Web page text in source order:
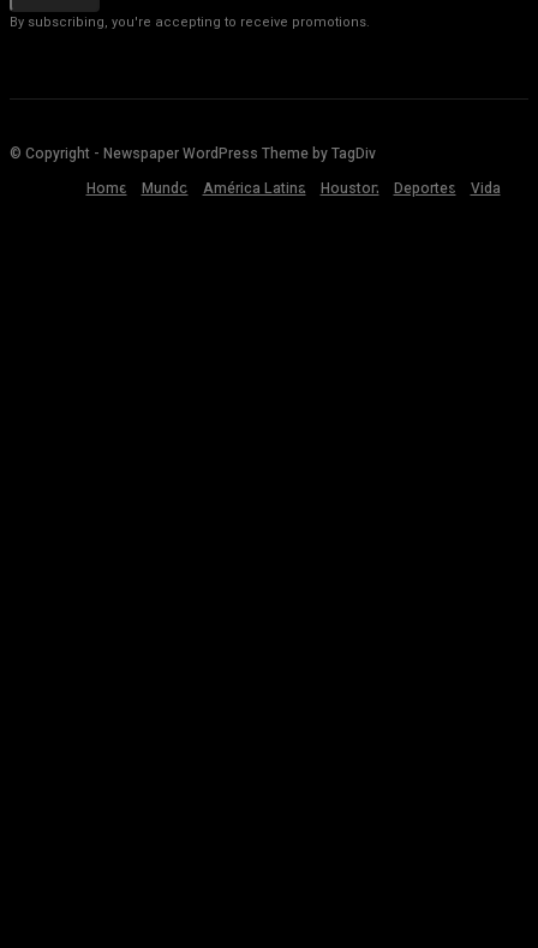
By subscribing, you're accepting to receive promotions.
© Copyright - Newspaper WordPress Theme by TagDiv
Home
Mundo América Latina Houston Deportes Vida